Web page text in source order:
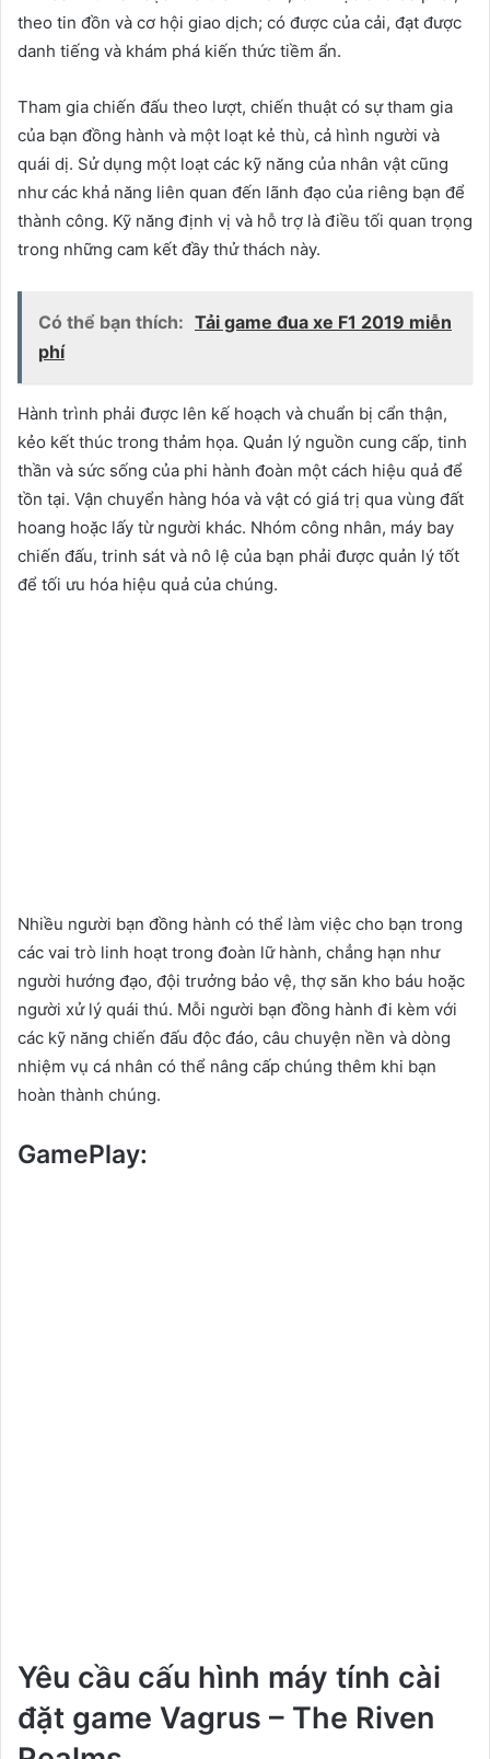
theo tin đồn và cơ hội giao dịch; có được của cải, đạt được
danh tiếng và khám phá kiến ​​thức tiềm ẩn.
Tham gia chiến đấu theo lượt, chiến thuật có sự tham gia
của bạn đồng hành và một loạt kẻ thù, cả hình người và
quái dị. Sử dụng một loạt các kỹ năng của nhân vật cũng
như các khả năng liên quan đến lãnh đạo của riêng bạn để
thành công. Kỹ năng định vị và hỗ trợ là điều tối quan trọng
trong những cam kết đầy thử thách này.
Có thể bạn thích: Tải game đua xe F1 2019 miễn
phí
Hành trình phải được lên kế hoạch và chuẩn bị cẩn thận,
kẻo kết thúc trong thảm họa. Quản lý nguồn cung cấp, tinh
thần và sức sống của phi hành đoàn một cách hiệu quả để
tồn tại. Vận chuyển hàng hóa và vật có giá trị qua vùng đất
hoang hoặc lấy từ người khác. Nhóm công nhân, máy bay
chiến đấu, trinh sát và nô lệ của bạn phải được quản lý tốt
để tối ưu hóa hiệu quả của chúng.
Nhiều người bạn đồng hành có thể làm việc cho bạn trong
các vai trò linh hoạt trong đoàn lữ hành, chẳng hạn như
người hướng đạo, đội trưởng bảo vệ, thợ săn kho báu hoặc
người xử lý quái thú. Mỗi người bạn đồng hành đi kèm với
các kỹ năng chiến đấu độc đáo, câu chuyện nền và dòng
nhiệm vụ cá nhân có thể nâng cấp chúng thêm khi bạn
hoàn thành chúng.
GamePlay:
Yêu cầu cấu hình máy tính cài
đặt game Vagrus – The Riven